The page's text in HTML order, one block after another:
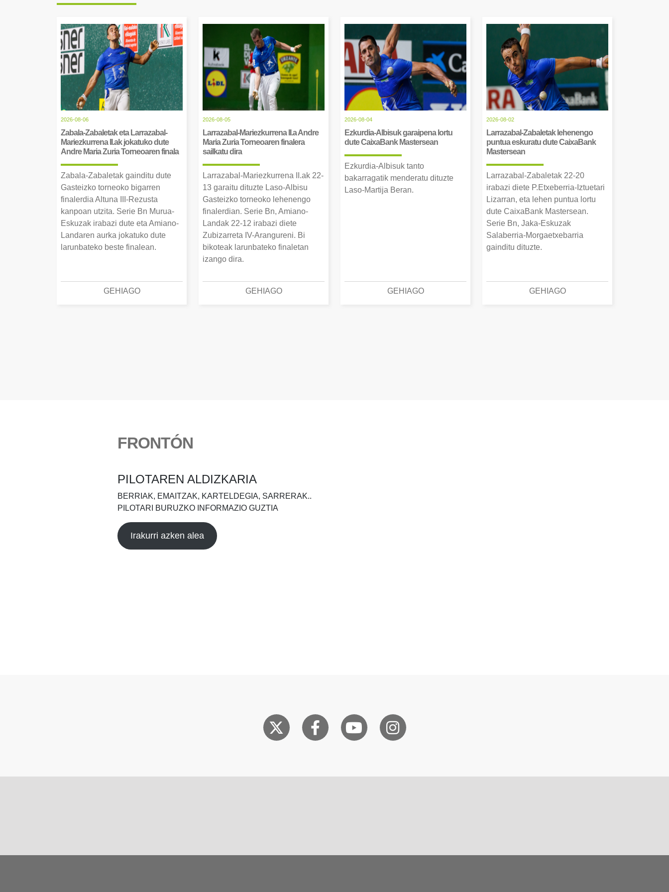
2026-08-06
Zabala-Zabaletak eta Larrazabal-
Mariezkurrena II.ak jokatuko dute
Andre Maria Zuria Torneoaren finala
Zabala-Zabaletak gainditu dute
Gasteizko torneoko bigarren
finalerdia Altuna III-Rezusta
kanpoan utzita. Serie Bn Murua-
Eskuzak irabazi dute eta Amiano-
Landaren aurka jokatuko dute
larunbateko beste finalean.
GEHIAGO
2026-08-05
Larrazabal-Mariezkurrena II.a Andre
Maria Zuria Torneoaren finalera
sailkatu dira
Larrazabal-Mariezkurrena II.ak 22-
13 garaitu dituzte Laso-Albisu
Gasteizko torneoko lehenengo
finalerdian. Serie Bn, Amiano-
Landak 22-12 irabazi diete
Zubizarreta IV-Arangureni. Bi
bikoteak larunbateko finaletan
izango dira.
GEHIAGO
2026-08-04
Ezkurdia-Albisuk garaipena lortu
dute CaixaBank Mastersean
Ezkurdia-Albisuk tanto
bakarragatik menderatu dituzte
Laso-Martija Beran.
GEHIAGO
2026-08-02
Larrazabal-Zabaletak lehenengo
puntua eskuratu dute CaixaBank
Mastersean
Larrazabal-Zabaletak 22-20
irabazi diete P.Etxeberria-Iztuetari
Lizarran, eta lehen puntua lortu
dute CaixaBank Mastersean.
Serie Bn, Jaka-Eskuzak
Salaberria-Morgaetxebarria
gainditu dituzte.
GEHIAGO
FRONTÓN
PILOTAREN ALDIZKARIA
BERRIAK, EMAITZAK, KARTELDEGIA, SARRERAK..
PILOTARI BURUZKO INFORMAZIO GUZTIA
Irakurri azken alea